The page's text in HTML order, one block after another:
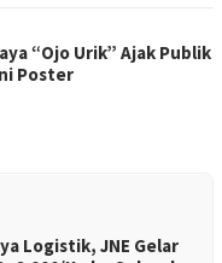
“Ojo Urik” Ajak Publik
Poster
Logistik, JNE Gelar